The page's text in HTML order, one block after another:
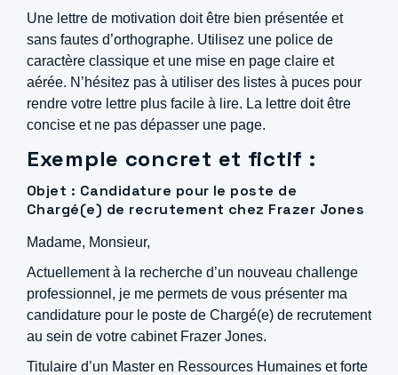
Une lettre de motivation doit être bien présentée et
sans fautes d’orthographe. Utilisez une police de
caractère classique et une mise en page claire et
aérée. N’hésitez pas à utiliser des listes à puces pour
rendre votre lettre plus facile à lire. La lettre doit être
concise et ne pas dépasser une page.
Exemple concret et fictif :
Objet : Candidature pour le poste de
Chargé(e) de recrutement chez Frazer Jones
Madame, Monsieur,
Actuellement à la recherche d’un nouveau challenge
professionnel, je me permets de vous présenter ma
candidature pour le poste de Chargé(e) de recrutement
au sein de votre cabinet Frazer Jones.
Titulaire d’un Master en Ressources Humaines et forte